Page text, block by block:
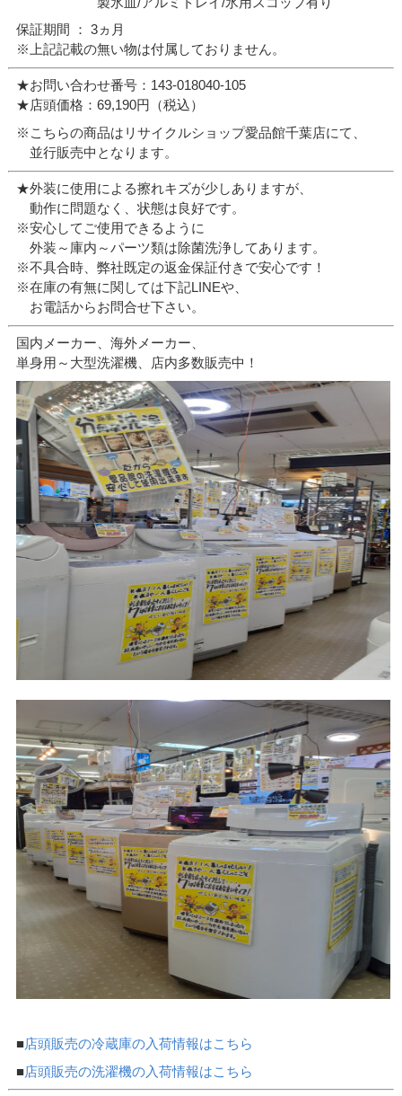
保証期間 ： 3ヵ月
※上記記載の無い物は付属しておりません。
★お問い合わせ番号：143-018040-105
★店頭価格：69,190円（税込）
※こちらの商品はリサイクルショップ愛品館千葉店にて、
並行販売中となります。
★外装に使用による擦れキズが少しありますが、
動作に問題なく、状態は良好です。
※安心してご使用できるように
外装～庫内～パーツ類は除菌洗浄してあります。
※不具合時、弊社既定の返金保証付きで安心です！
※在庫の有無に関しては下記LINEや、
お電話からお問合せ下さい。
国内メーカー、海外メーカー、
単身用～大型洗濯機、店内多数販売中！
■店頭販売の冷蔵庫の入荷情報はこちら
■店頭販売の洗濯機の入荷情報はこちら